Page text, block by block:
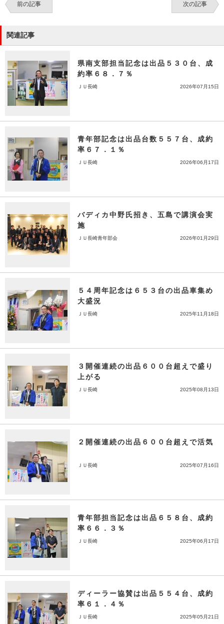
前の記事 次の記事
関連記事
県南支部担当記念は出品５３０台、成
約率６８．７％
ＪＵ長崎 2026年07月15日
青年部記念は出品台数５５７台、成約
率６７．１％
ＪＵ長崎 2026年06月17日
バディカ中野氏招き、五島で講演会実
施
ＪＵ長崎青年部会 2026年01月29日
５４周年記念は６５３台の出品車集め
大盛況
ＪＵ長崎 2025年11月18日
３開催連続の出品６００台超えで盛り
上がる
ＪＵ長崎 2025年08月13日
２開催連続の出品６００台超えで活気
ＪＵ長崎 2025年07月16日
青年部担当記念は出品６５８台、成約
率６６．３％
ＪＵ長崎 2025年06月17日
ディーラー協賛は出品５５４台、成約
率６１．４％
ＪＵ長崎 2025年05月21日